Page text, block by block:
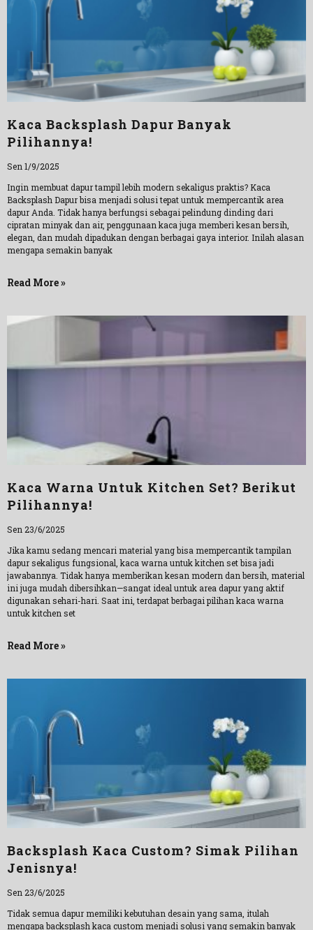
Kaca Backsplash Dapur Banyak
Pilihannya!
Sen 1/9/2025
Ingin membuat dapur tampil lebih modern sekaligus praktis? Kaca
Backsplash Dapur bisa menjadi solusi tepat untuk mempercantik area
dapur Anda. Tidak hanya berfungsi sebagai pelindung dinding dari
cipratan minyak dan air, penggunaan kaca juga memberi kesan bersih,
elegan, dan mudah dipadukan dengan berbagai gaya interior. Inilah alasan
mengapa semakin banyak
Read More »
Kaca Warna Untuk Kitchen Set? Berikut
Pilihannya!
Sen 23/6/2025
Jika kamu sedang mencari material yang bisa mempercantik tampilan
dapur sekaligus fungsional, kaca warna untuk kitchen set bisa jadi
jawabannya. Tidak hanya memberikan kesan modern dan bersih, material
ini juga mudah dibersihkan—sangat ideal untuk area dapur yang aktif
digunakan sehari-hari. Saat ini, terdapat berbagai pilihan kaca warna
untuk kitchen set
Read More »
Backsplash Kaca Custom? Simak Pilihan
Jenisnya!
Sen 23/6/2025
Tidak semua dapur memiliki kebutuhan desain yang sama, itulah
mengapa backsplash kaca custom menjadi solusi yang semakin banyak